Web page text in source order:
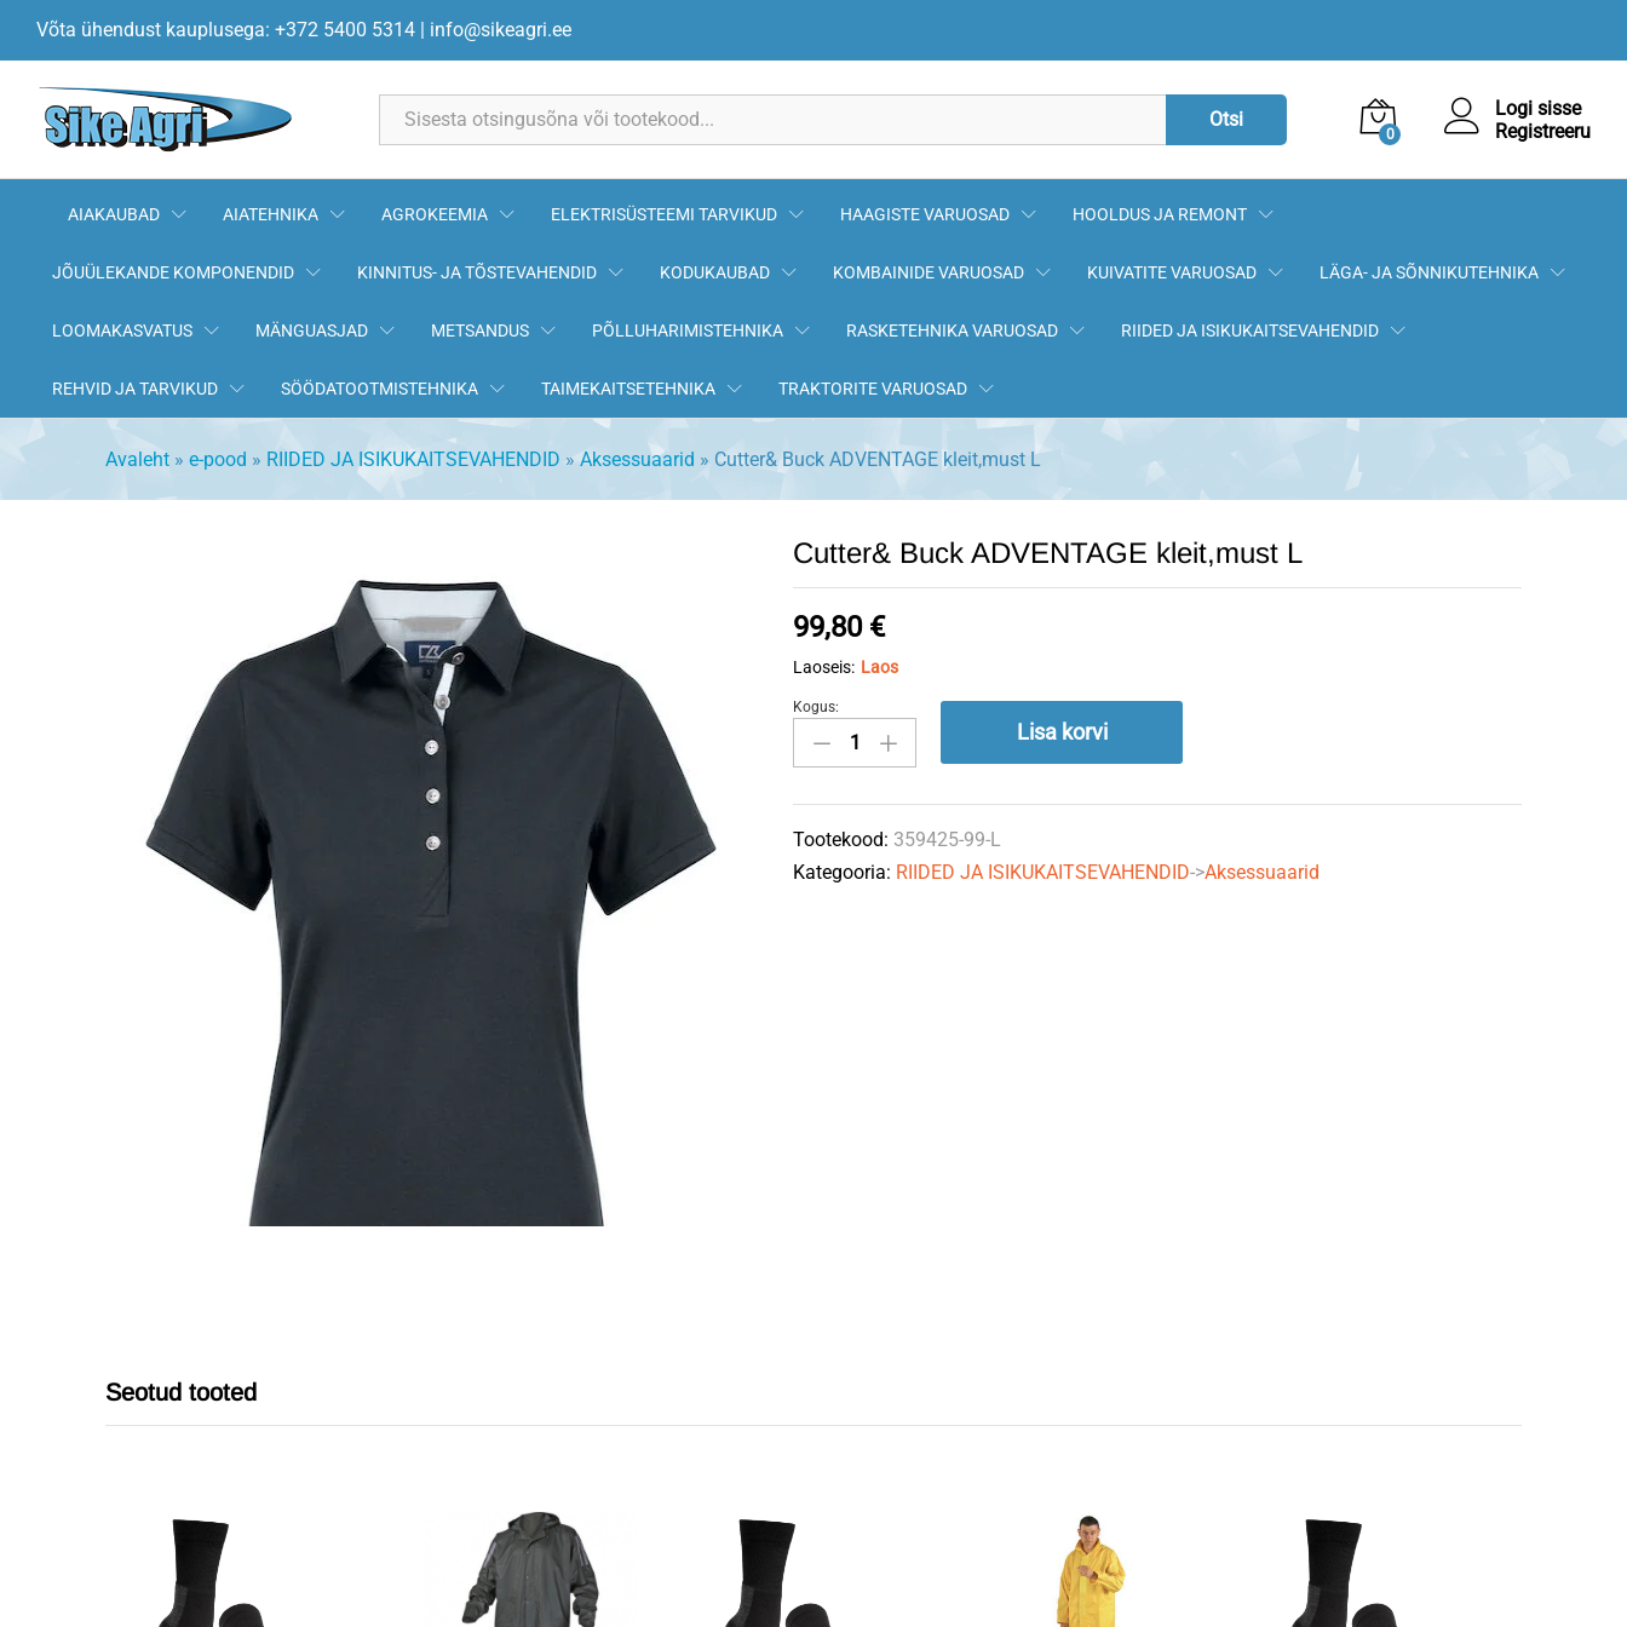
Võta ühendust kauplusega: +372 5400 5314 | info@sikeagri.ee
Otsi
0
Logi sisse
Registreeru
AIAKAUBAD AIATEHNIKA AGROKEEMIA ELEKTRISÜSTEEMI TARVIKUD HAAGISTE VARUOSAD HOOLDUS JA REMONT
JÕUÜLEKANDE KOMPONENDID KINNITUS- JA TÕSTEVAHENDID KODUKAUBAD KOMBAINIDE VARUOSAD KUIVATITE VARUOSAD LÄGA- JA SÕNNIKUTEHNIKA
LOOMAKASVATUS MÄNGUASJAD METSANDUS PÕLLUHARIMISTEHNIKA RASKETEHNIKA VARUOSAD RIIDED JA ISIKUKAITSEVAHENDID
REHVID JA TARVIKUD SÖÖDATOOTMISTEHNIKA TAIMEKAITSETEHNIKA TRAKTORITE VARUOSAD
Avaleht » e-pood » RIIDED JA ISIKUKAITSEVAHENDID » Aksessuaarid » Cutter& Buck ADVENTAGE kleit,must L
Cutter& Buck ADVENTAGE kleit,must L
99,80 €
Laoseis: Laos
Cutter&
Buck
kleit,must
L
quantity
Kogus:
Lisa korvi
Tootekood: 359425-99-L
Kategooria: RIIDED JA ISIKUKAITSEVAHENDID->Aksessuaarid
Seotud tooted
Cutter& Buck ADVENTAGE kleit,must L